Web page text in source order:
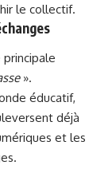
le collectif.
».
éducatif,
déjà
et les